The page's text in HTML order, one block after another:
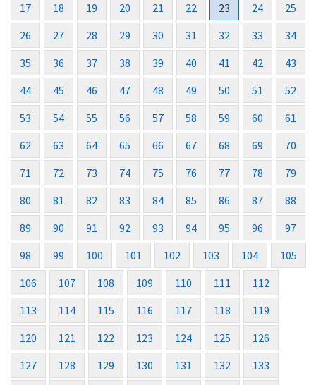
17
18 19 20 21 22 23 24
25
26
27 28 29 30 31 32 33
34
35
36 37 38 39 40 41 42
43
44
45 46 47 48 49 50 51
52
53
54 55 56 57 58 59 60
61
62
63 64 65 66 67 68 69
70
71
72 73 74 75 76 77 78
79
80
81 82 83 84 85 86 87
88
89
90 91 92 93 94 95 96
97
98
99 100 101 102 103 104
105
106
107 108 109 110 111
112
113
114 115 116 117 118
119
120
121 122 123 124 125
126
127
128 129 130 131 132
133